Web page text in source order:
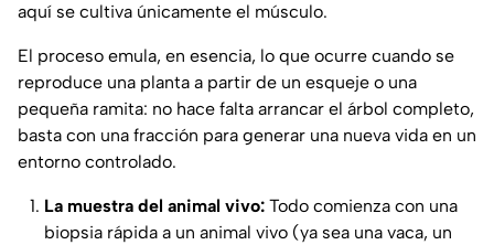
aquí se cultiva únicamente el músculo.
El proceso emula, en esencia, lo que ocurre cuando se
reproduce una planta a partir de un esqueje o una
pequeña ramita: no hace falta arrancar el árbol completo,
basta con una fracción para generar una nueva vida en un
entorno controlado.
La muestra del animal vivo: Todo comienza con una
biopsia rápida a un animal vivo (ya sea una vaca, un